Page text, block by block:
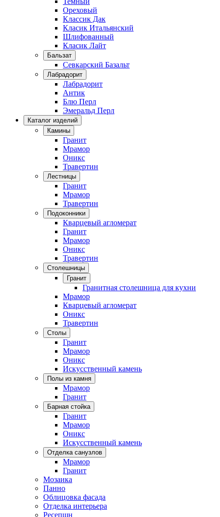
Ореховый
Классик Дак
Класик Итальянский
Шлифованный
Класик Лайт
Бальзат
Севкарский Базальт
Лабрадорит
Лабрадорит
Антик
Блю Перл
Эмеральд Перл
Каталог изделий
Камины
Гранит
Мрамор
Оникс
Травертин
Лестницы
Гранит
Мрамор
Травертин
Подоконники
Кварцевый агломерат
Гранит
Мрамор
Оникс
Травертин
Столешницы
Гранит
Гранитная столешница для кухни
Мрамор
Кварцевый агломерат
Оникс
Травертин
Столы
Гранит
Мрамор
Оникс
Искусственный камень
Полы из камня
Мрамор
Гранит
Барная стойка
Гранит
Мрамор
Оникс
Искусственный камень
Отделка санузлов
Мрамор
Гранит
Мозаика
Панно
Облицовка фасада
Отделка интерьера
Ресепшн